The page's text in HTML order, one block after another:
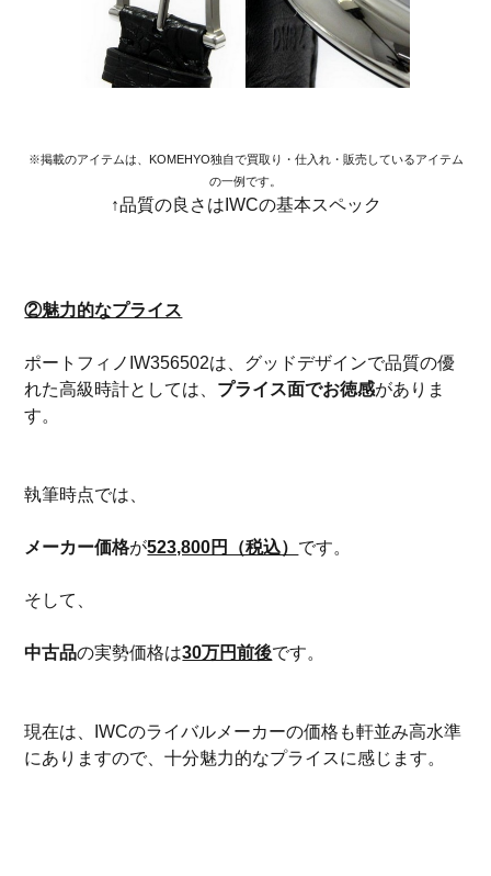
※掲載のアイテムは、KOMEHYO独自で買取り・仕入れ・販売しているアイテム
の一例です。
↑品質の良さはIWCの基本スペック
②魅力的なプライス
ポートフィノIW356502は、グッドデザインで品質の優
れた高級時計としては、 プライス面でお徳感がありま
す。
執筆時点では、
メーカー価格が523,800円（税込） です。
そして、
中古品の実勢価格は30万円前後です。
現在は、IWCのライバルメーカーの価格も軒並み高水準
にありますので、十分魅力的なプライスに感じます。